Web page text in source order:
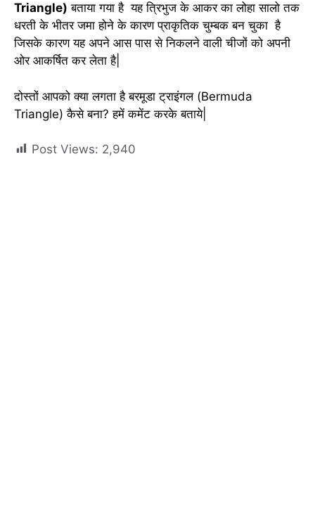
Triangle) बताया गया है यह त्रिभुज के आकर का लोहा सालो तक
धरती के भीतर जमा होने के कारण प्राकृतिक चुम्बक बन चुका है
जिसके कारण यह अपने आस पास से निकलने वाली चीजों को अपनी
ओर आकर्षित कर लेता है|
दोस्तों आपको क्या लगता है बरमूडा ट्राइंगल (Bermuda
Triangle) कैसे बना? हमें कमेंट करके बताये|
Post Views: 2,940